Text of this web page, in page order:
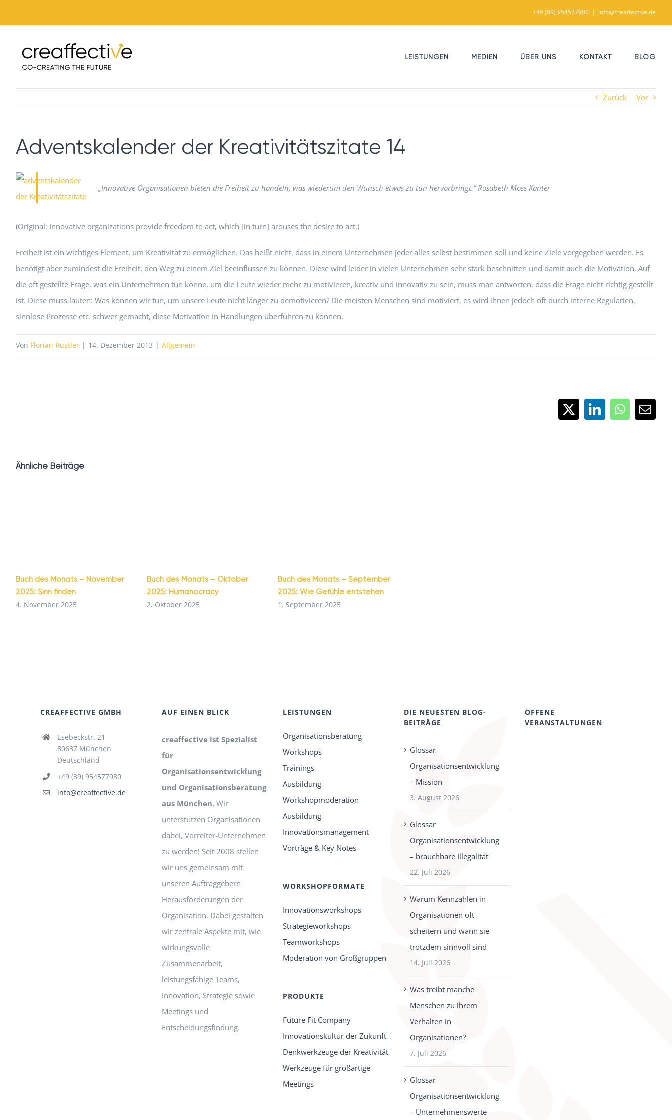
Inhalt
+49 (89) 954577980 | info@creaffective.de
LEISTUNGEN MEDIEN ÜBER UNS KONTAKT BLOG
Zurück Vor
Adventskalender der Kreativitätszitate 14
„Innovative Organisationen bieten die Freiheit zu handeln, was wiederum den Wunsch etwas zu tun hervorbringt.“ Rosabeth Moss Kanter
(Original: Innovative organizations provide freedom to act, which [in turn] arouses the desire to act.)
Freiheit ist ein wichtiges Element, um Kreativität zu ermöglichen. Das heißt nicht, dass in einem Unternehmen jeder alles selbst bestimmen soll und keine Ziele vorgegeben werden. Es
benötigt aber zumindest die Freiheit, den Weg zu einem Ziel beeinflussen zu können. Diese wird leider in vielen Unternehmen sehr stark beschnitten und damit auch die Motivation. Auf
die oft gestellte Frage, was ein Unternehmen tun könne, um die Leute wieder mehr zu motivieren, kreativ und innovativ zu sein, muss man antworten, dass die Frage nicht richtig gestellt
ist. Diese muss lauten: Was können wir tun, um unsere Leute nicht länger zu demotivieren? Die meisten Menschen sind motiviert, es wird ihnen jedoch oft durch interne Regularien,
sinnlose Prozesse etc. schwer gemacht, diese Motivation in Handlungen überführen zu können.
Von Florian Rustler | 14. Dezember 2013 | Allgemein
X LinkedInWhatsApp
E-
Ähnliche Beiträge
Buch des Monats – November
2025: Sinn finden
4. November 2025
Buch des Monats – Oktober
2025: Humanocracy
2. Oktober 2025
Buch des Monats – September
2025: Wie Gefühle entstehen
1. September 2025
CREAFFECTIVE GMBH
Esebeckstr. 21
80637 München
Deutschland
+49 (89) 954577980
info@creaffective.de
AUF EINEN BLICK
creaffective ist Spezialist
für
Organisationsentwicklung
und Organisationsberatung
aus München.Wir
unterstützen Organisationen
dabei, Vorreiter-Unternehmen
zu werden! Seit 2008 stellen
wir uns gemeinsam mit
unseren Auftraggebern
Herausforderungen der
Organisation. Dabei gestalten
wir zentrale Aspekte mit, wie
wirkungsvolle
Zusammenarbeit,
leistungsfähige Teams,
Innovation, Strategie sowie
Meetings und
Entscheidungsfindung.
LEISTUNGEN
Organisationsberatung
Workshops
Trainings
Ausbildung
Workshopmoderation
Ausbildung
Innovationsmanagement
Vorträge & Key Notes
WORKSHOPFORMATE
Innovationsworkshops
Strategieworkshops
Teamworkshops
Moderation von Großgruppen
PRODUKTE
Future Fit Company
Innovationskultur der Zukunft
Denkwerkzeuge der Kreativität
Werkzeuge für großartige
Meetings
DIE NEUESTEN BLOG-
BEITRÄGE
Glossar
Organisationsentwicklung
– Mission
3. August 2026
Glossar
Organisationsentwicklung
– brauchbare Illegalität
22. Juli 2026
Warum Kennzahlen in
Organisationen oft
scheitern und wann sie
trotzdem sinnvoll sind
14. Juli 2026
Was treibt manche
Menschen zu ihrem
Verhalten in
Organisationen?
7. Juli 2026
Glossar
Organisationsentwicklung
– Unternehmenswerte
OFFENE
VERANSTALTUNGEN